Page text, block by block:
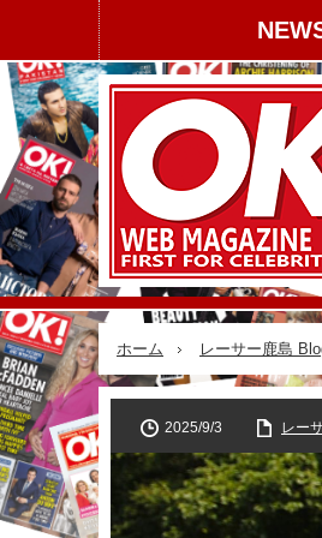
ホーム レーサー鹿島
2025/9/3 レー